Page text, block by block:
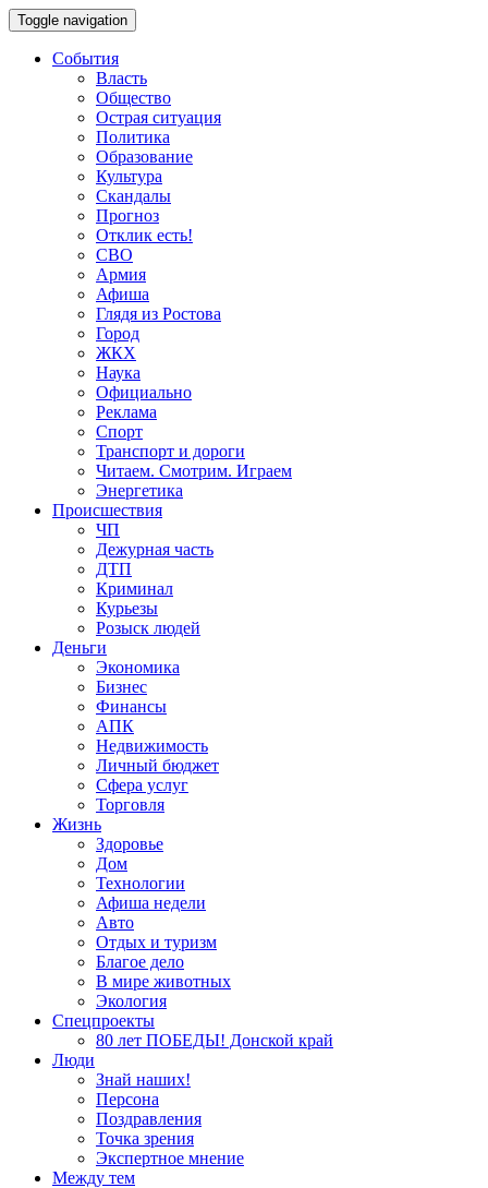
Toggle navigation
События
Власть
Общество
Острая ситуация
Политика
Образование
Культура
Скандалы
Прогноз
Отклик есть!
СВО
Армия
Афиша
Глядя из Ростова
Город
ЖКХ
Наука
Официально
Реклама
Спорт
Транспорт и дороги
Читаем. Смотрим. Играем
Энергетика
Происшествия
ЧП
Дежурная часть
ДТП
Криминал
Курьезы
Розыск людей
Деньги
Экономика
Бизнес
Финансы
АПК
Недвижимость
Личный бюджет
Сфера услуг
Торговля
Жизнь
Здоровье
Дом
Технологии
Афиша недели
Авто
Отдых и туризм
Благое дело
В мире животных
Экология
Спецпроекты
80 лет ПОБЕДЫ! Донской край
Люди
Знай наших!
Персона
Поздравления
Точка зрения
Экспертное мнение
Между тем